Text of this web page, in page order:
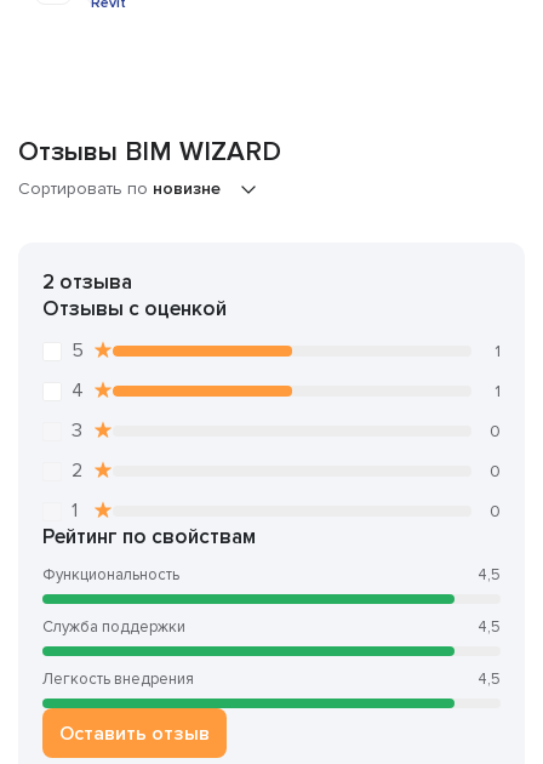
Отзывы BIM WIZARD
Сортировать по новизне
2 отзыва
Отзывы с оценкой
5 1
4 1
3 0
2 0
1 0
Рейтинг по свойствам
Функциональность 4,5
Служба поддержки 4,5
Легкость внедрения 4,5
Оставить отзыв